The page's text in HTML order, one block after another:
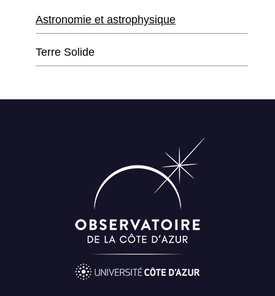
Astronomie et astrophysique
Terre Solide